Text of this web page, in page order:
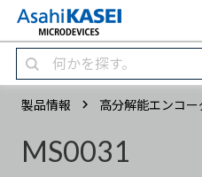
製品情報 高分解能エンコ
MS0031